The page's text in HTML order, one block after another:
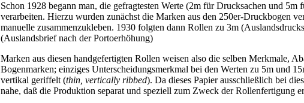
Schon 1928 begann man, die gefragtesten Werte (2m für Drucksachen und
verarbeiten. Hierzu wurden zunächst die Marken aus den 250er-Druckbogen
manuelle zusammenzukleben. 1930 folgten dann Rollen zu 3m
(Auslandsbrief nach der Portoerhöhung)
Marken aus diesen handgefertigten Rollen weisen also die selben Merkmale,
Bogenmarken; einziges Unterscheidungsmerkmal bei den Werten zu 5m und
vertikal geriffelt (thin, vertically ribbed). Da dieses Papier ausschließlich bei
nahe, daß die Produktion separat und speziell zum Zweck der Rollenfertigung